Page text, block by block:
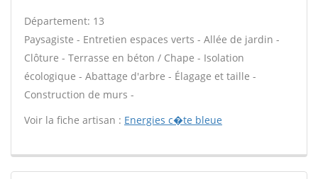
Département: 13
Paysagiste - Entretien espaces verts - Allée de jardin -
Clôture - Terrasse en béton / Chape - Isolation
écologique - Abattage d'arbre - Élagage et taille -
Construction de murs -
Voir la fiche artisan : Energies c�te bleue